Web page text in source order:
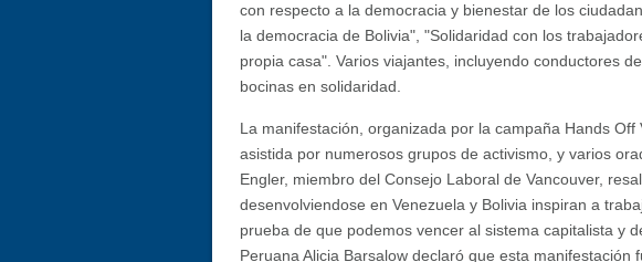
con respecto a la democracia y bienestar de los
la democracia de Bolivia", "Solidaridad con los
propia casa". Varios viajantes, incluyendo conductores
bocinas en solidaridad.
La manifestación, organizada por la campaña Hands
asistida por numerosos grupos de activismo, y varios
Engler, miembro del Consejo Laboral de Vancouver,
desenvolviendose en Venezuela y Bolivia inspiran a
prueba de que podemos vencer al sistema capitalista y
Peruana Alicia Barsalow declaró que esta